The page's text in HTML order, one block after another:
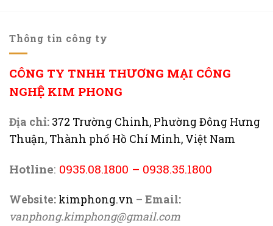
Thông tin công ty
CÔNG TY TNHH THƯƠNG MẠI CÔNG
NGHỆ KIM PHONG
Địa chỉ: 372 Trường Chinh, Phường Đông Hưng
Thuận, Thành phố Hồ Chí Minh, Việt Nam
Hotline: 0935.08.1800 – 0938.35.1800
Website: kimphong.vn – Email:
vanphong.kimphong@gmail.com